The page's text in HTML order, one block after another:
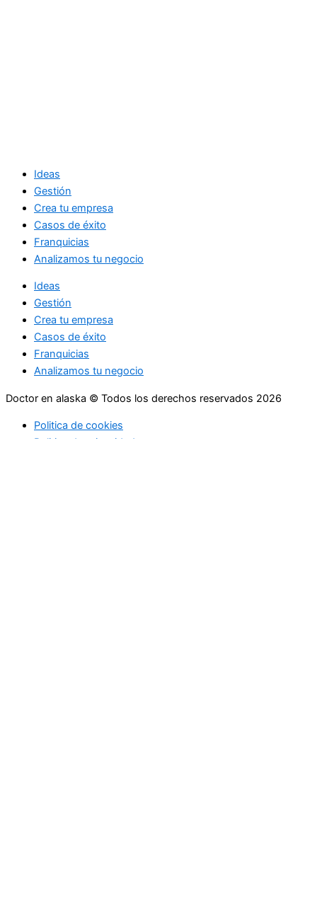
Ideas
Gestión
Crea tu empresa
Casos de éxito
Franquicias
Analizamos tu negocio
Ideas
Gestión
Crea tu empresa
Casos de éxito
Franquicias
Analizamos tu negocio
Doctor en alaska © Todos los derechos reservados 2026
Politica de cookies
Politica de privacidad